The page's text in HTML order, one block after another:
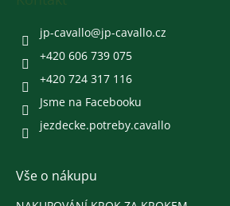
jp-cavallo@jp-cavallo.cz
+420 606 739 075
+420 724 317 116
Jsme na Facebooku
jezdecke.potreby.cavallo
Vše o nákupu